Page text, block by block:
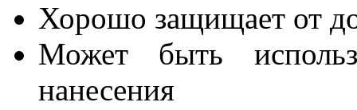
Хорошо защищает от
Может быть
нанесения